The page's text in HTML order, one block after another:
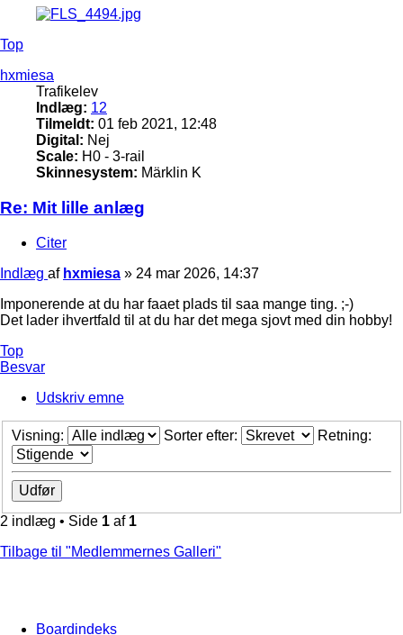
Top
hxmiesa
Trafikelev
Indlæg: 12
Tilmeldt: 01 feb 2021, 12:48
Digital: Nej
Scale: H0 - 3-rail
Skinnesystem: Märklin K
Re: Mit lille anlæg
Citer
Indlæg af hxmiesa » 24 mar 2026, 14:37
Imponerende at du har faaet plads til saa mange ting. ;-)
Det lader ihvertfald til at du har det mega sjovt med din hobby!
Top
Besvar
Udskriv emne
Visning: Sorter efter: Retning:
2 indlæg • Side 1 af 1
Tilbage til "Medlemmernes Galleri"
Boardindeks